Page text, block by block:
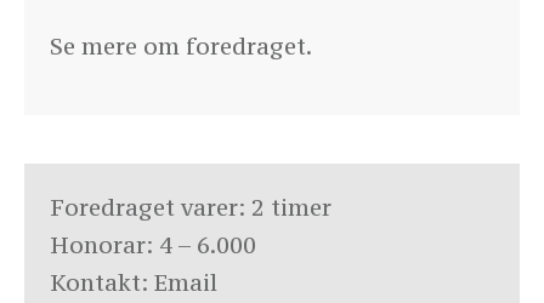
Se mere om foredraget.
Foredraget varer: 2 timer
Honorar: 4 – 6.000
Kontakt: Email